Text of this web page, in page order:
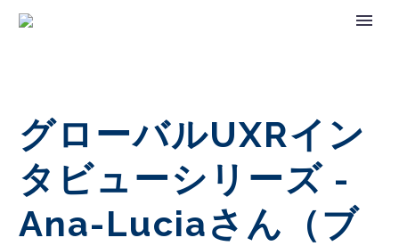
グローバルUXRイン
タビューシリーズ -
Ana-Luciaさん（ブ